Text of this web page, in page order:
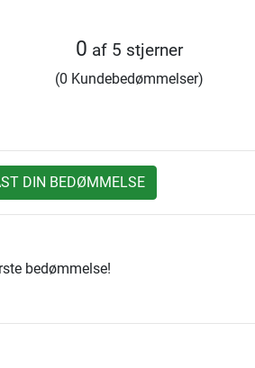
0 af 5 stjerner
(0 Kundebedømmelser)
DIN BEDØMMELSE
bedømmelse!